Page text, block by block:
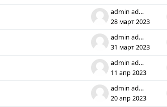
admin admin
28 март 2023
admin admin
31 март 2023
admin admin
11 апр 2023
admin admin
20 апр 2023